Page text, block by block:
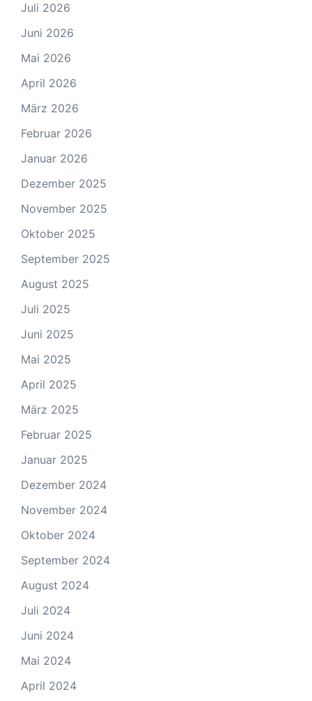
Juli 2026
Juni 2026
Mai 2026
April 2026
März 2026
Februar 2026
Januar 2026
Dezember 2025
November 2025
Oktober 2025
September 2025
August 2025
Juli 2025
Juni 2025
Mai 2025
April 2025
März 2025
Februar 2025
Januar 2025
Dezember 2024
November 2024
Oktober 2024
September 2024
August 2024
Juli 2024
Juni 2024
Mai 2024
April 2024